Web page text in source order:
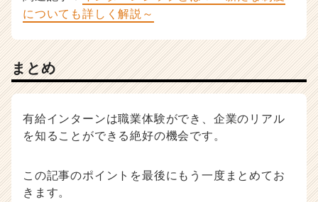
についても詳しく解説～
まとめ
有給インターンは職業体験ができ、企業のリアル
を知ることができる絶好の機会です。
この記事のポイントを最後にもう一度まとめてお
きます。